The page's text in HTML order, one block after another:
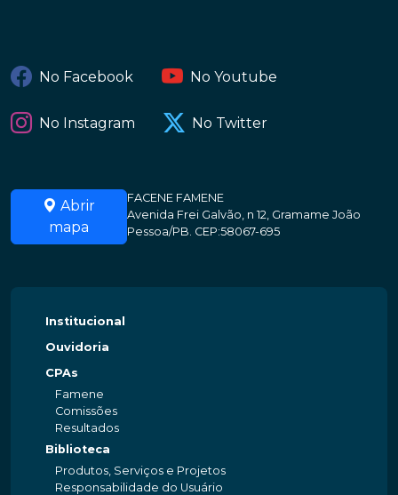
No Facebook No Youtube
No Instagram No Twitter
Abrir
mapa
FACENE FAMENE
Avenida Frei Galvão, n 12, Gramame João
Pessoa/PB. CEP:58067-695
Institucional
Ouvidoria
CPAs
Famene
Comissões
Resultados
Biblioteca
Produtos, Serviços e Projetos
Responsabilidade do Usuário